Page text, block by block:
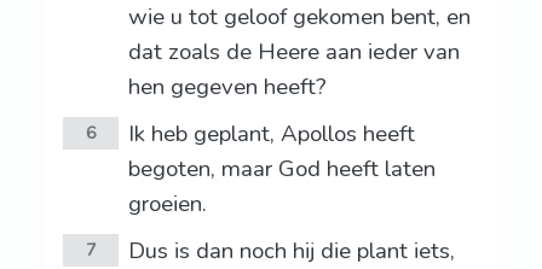
wie u tot geloof gekomen bent, en
dat zoals de Heere aan ieder van
hen gegeven heeft?
6
Ik heb geplant, Apollos heeft
begoten, maar God heeft laten
groeien.
7
Dus is dan noch hij die plant iets,